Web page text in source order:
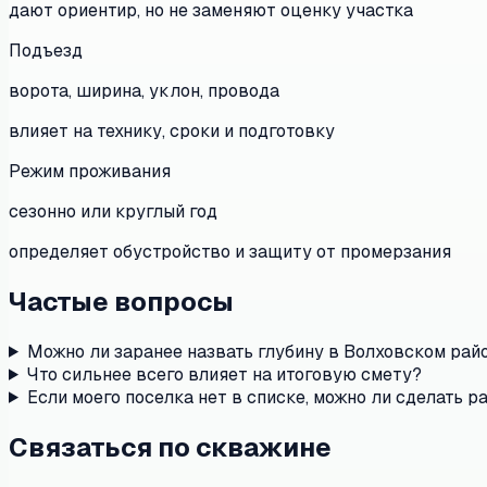
дают ориентир, но не заменяют оценку участка
Подъезд
ворота, ширина, уклон, провода
влияет на технику, сроки и подготовку
Режим проживания
сезонно или круглый год
определяет обустройство и защиту от промерзания
Частые вопросы
Можно ли заранее назвать глубину в Волховском
Что сильнее всего влияет на итоговую смету?
Если моего поселка нет в списке, можно ли сделать
Связаться по скважине